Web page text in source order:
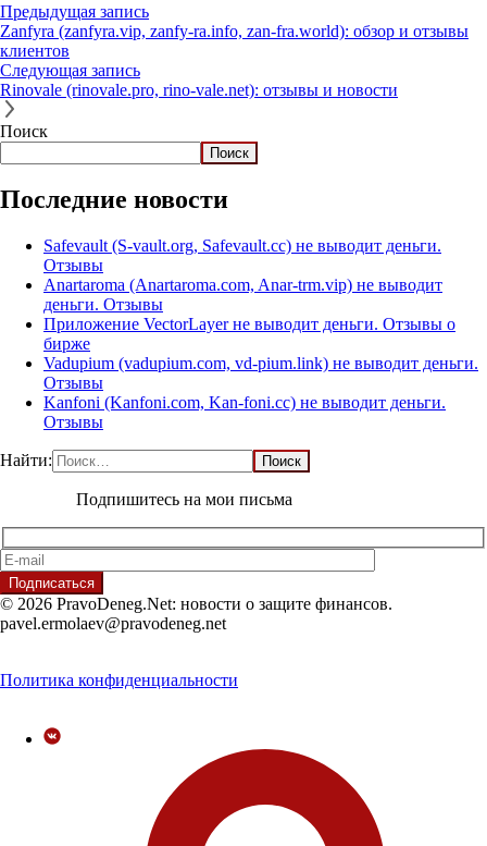
Предыдущая запись
Zanfyra (zanfyra.vip, zanfy-ra.info, zan-fra.world): обзор и отзывы
клиентов
Следующая запись
Rinovale (rinovale.pro, rino-vale.net): отзывы и новости
Поиск
Поиск
Последние новости
Safevault (S-vault.org, Safevault.cc) не выводит деньги.
Отзывы
Anartaroma (Anartaroma.com, Anar-trm.vip) не выводит
деньги. Отзывы
Приложение VectorLayer не выводит деньги. Отзывы о
бирже
Vadupium (vadupium.com, vd-pium.link) не выводит деньги.
Отзывы
Kanfoni (Kanfoni.com, Kan-foni.cc) не выводит деньги.
Отзывы
Найти:
Подпишитесь на мои письма
© 2026 PravoDeneg.Net: новости о защите финансов.
pavel.ermolaev@pravodeneg.net
Политика конфиденциальности